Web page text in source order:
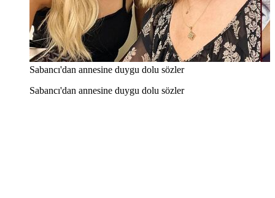
Sabancı'dan annesine duygu dolu sözler
Sabancı'dan annesine duygu dolu sözler